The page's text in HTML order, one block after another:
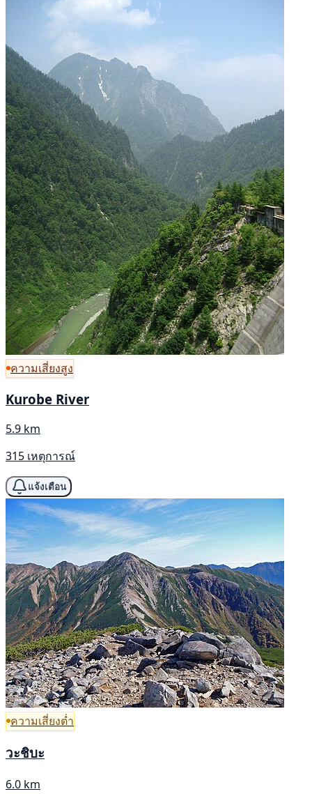
ความเสี่ยงสูง
Kurobe River
5.9 km
315 เหตุการณ์
แจ้งเตือน
ความเสี่ยงต่ำ
วะชิบะ
6.0 km